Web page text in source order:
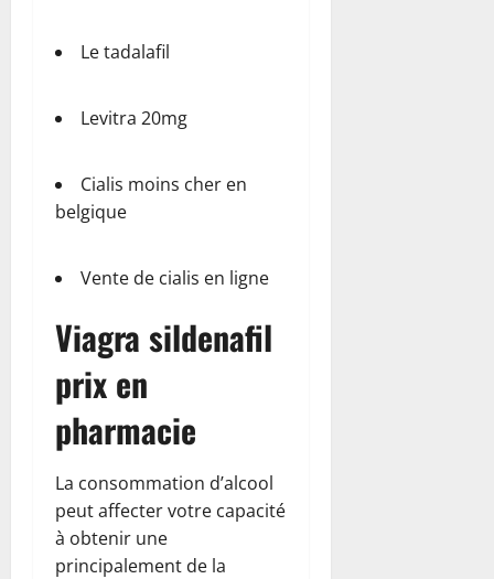
Le tadalafil
Levitra 20mg
Cialis moins cher en
belgique
Vente de cialis en ligne
Viagra sildenafil
prix en
pharmacie
La consommation d’alcool
peut affecter votre capacité
à obtenir une
principalement de la